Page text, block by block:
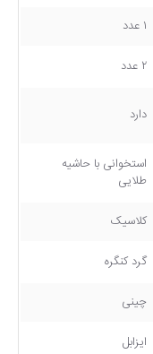
۱ عدد
۲ عدد
دارد
استخوانی با حاشیه
طلایی
کلاسیک
گرد کنگره
چینی
ایزابل